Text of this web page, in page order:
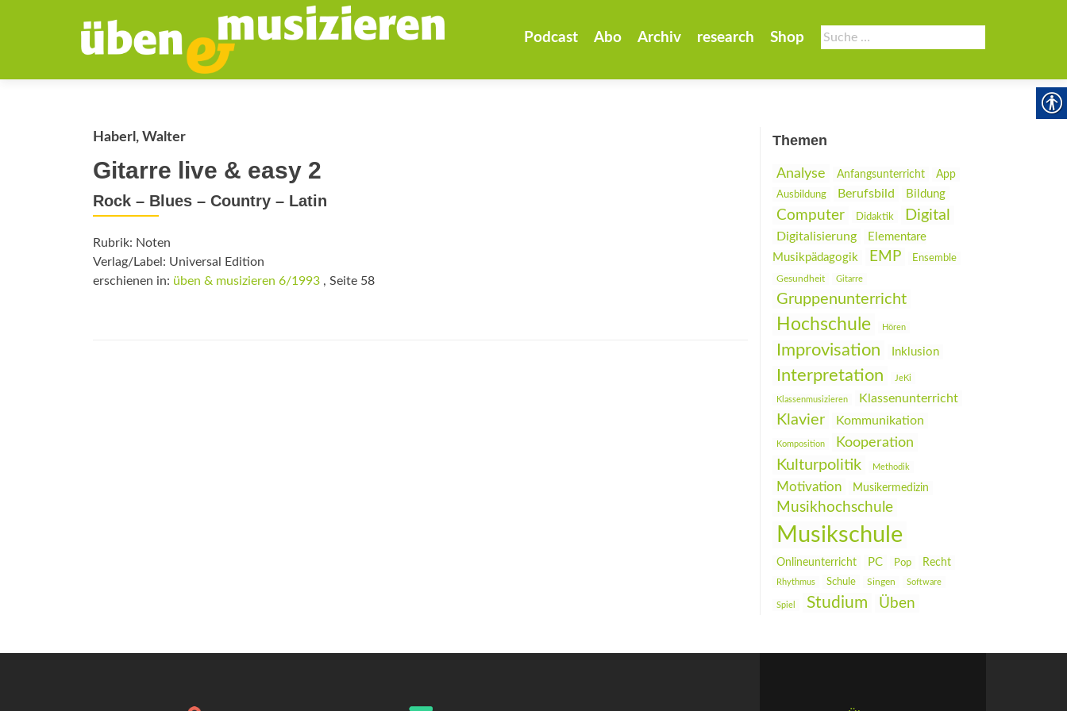
Suche
nach:
Podcast Abo Archiv research Shop
Haberl, Walter
Gitarre live & easy 2
Rock – Blues – Country – Latin
Rubrik: Noten
Verlag/Label: Universal Edition
erschienen in: üben & musizieren 6/1993 , Seite 58
Themen
Analyse Anfangsunterricht
App
Ausbildung
Berufsbild Bildung
Computer Didaktik Digital
Digitalisierung
Elementare
Musikpädagogik
EMP Ensemble
Gesundheit Gitarre
Gruppenunterricht
Hochschule Hören
Improvisation Inklusion
Interpretation JeKi
Klassenmusizieren Klassenunterricht
Klavier Kommunikation
Komposition Kooperation
Kulturpolitik Methodik
Motivation Musikermedizin
Musikhochschule
Musikschule
Onlineunterricht PC Pop Recht
Rhythmus Schule Singen Software
Spiel Studium Üben